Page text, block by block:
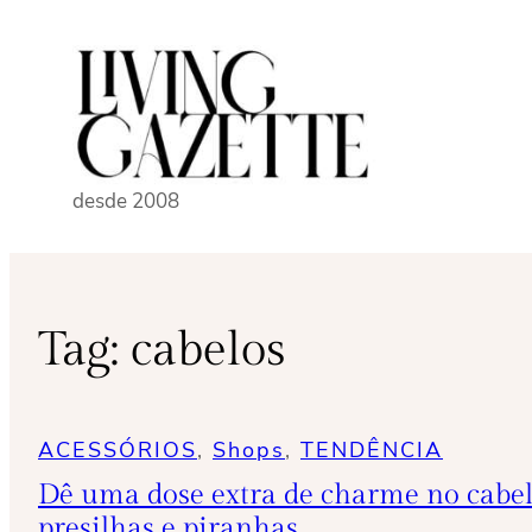
conteúdo
desde 2008
Tag: cabelos
ACESSÓRIOS, Shops, TENDÊNCIA
Dê uma dose extra de charme no